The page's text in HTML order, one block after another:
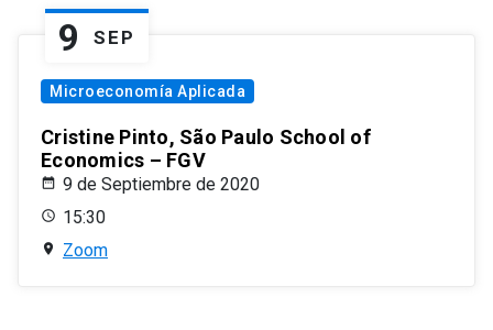
9 SEP
Microeconomía Aplicada
Cristine Pinto, São Paulo School of
Economics – FGV
9 de Septiembre de 2020
15:30
Zoom